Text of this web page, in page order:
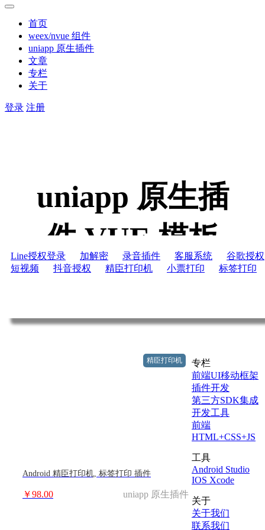
首页
weex/nvue 组件
uniapp 原生插件
文章
专栏
关于
登录 注册
uniapp 原生插
件,VUE 模板
Line授权登录 加解密 录音插件 客服系统
谷歌授权
短视频
抖音授权 精臣打印机 小票打印 标签打印
精臣打印机
Android 精臣打印机, 标签打印 插件
uniapp 原生插件
￥98.00
专栏
前端UI移动框架
插件开发
第三方SDK集成
开发工具
前端
HTML+CSS+JS
工具
Android Studio
IOS Xcode
关于
关于我们
联系我们